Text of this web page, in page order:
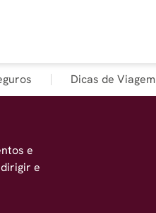
Dicas de Viagem
e
e